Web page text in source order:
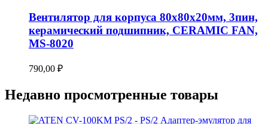
Вентилятор для корпуса 80х80х20мм, 3пин,
керамический подшипник, CERAMIC FAN,
MS-8020
790,00 ₽
Недавно просмотренные товары